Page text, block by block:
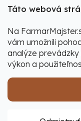
Táto webová
Na
vám umožnili
analýze prevádzky
výkon a